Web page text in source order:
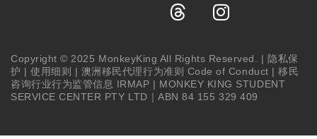
Copyright © 2025 MonkeyKing All Rights Reserved. | 隐私保
护 |使用细则 | 澳洲移民代理行为准则 Code of Conduct |移民
咨询行业行为监管信息 IRMAP | MONKEY KING STUDENT
SERVICE CENTER PTY LTD｜ABN 84 155 329 409